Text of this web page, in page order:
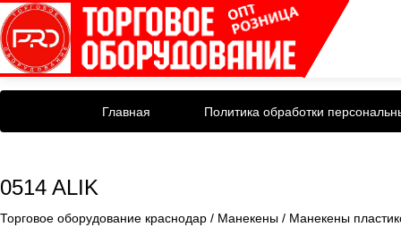
Главная Политика обработки
0514 ALIK
Торговое оборудование краснодар / Манекены / Манекены